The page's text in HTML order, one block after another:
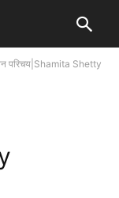
परिचय|Shamita Shetty